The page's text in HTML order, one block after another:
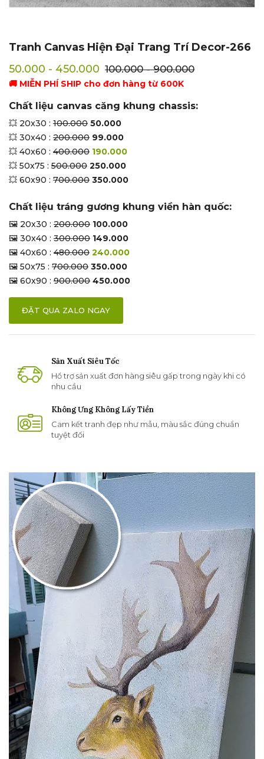
Tranh Canvas Hiện Đại Trang Trí Decor-266
50.000 - 450.000 100.000 - 900.000
🚚 MIỄN PHÍ SHIP cho đơn hàng từ 600K
Chất liệu canvas căng khung chassis:
💥 20x30 : 100.000 50.000
💥 30x40 : 200.000 99.000
💥 40x60 : 400.000 190.000
💥 50x75 : 500.000 250.000
💥 60x90 : 700.000 350.000
Chất liệu tráng gương khung viền hàn quốc:
🖼 20x30 : 200.000 100.000
🖼 30x40 : 300.000 149.000
🖼 40x60 : 480.000 240.000
🖼 50x75 : 700.000 350.000
🖼 60x90 : 900.000 450.000
ĐẶT QUA ZALO NGAY
Sản Xuất Siêu Tốc
Hổ trợ sản xuất đơn hàng siêu gấp trong ngày khi có
nhu cầu
Không Ưng Không Lấy Tiền
Cam kết tranh đẹp như mẫu, màu sắc đúng chuẩn
tuyệt đối